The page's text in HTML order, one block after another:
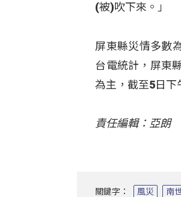
(被)吹下來。」
屏東縣災情多數
台電統計，屏東
為主，截至5日下
責任編輯：亞朗
關鍵字： 風災 南